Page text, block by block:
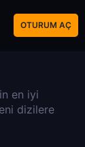
OTURUM AÇ
en iyi
dizilere